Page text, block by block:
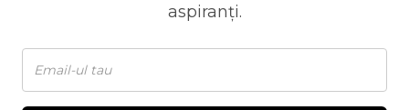
aspiranți.